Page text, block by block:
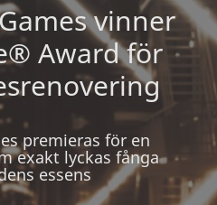
vinner
Award för
premieras för en
exakt lyckas fånga
essens